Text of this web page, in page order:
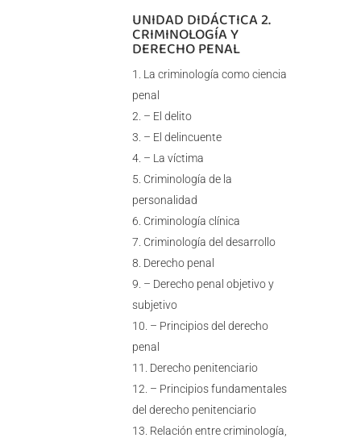
UNIDAD DIDÁCTICA 2.
CRIMINOLOGÍA Y
DERECHO PENAL
La criminología como ciencia
penal
– El delito
– El delincuente
– La víctima
Criminología de la
personalidad
Criminología clínica
Criminología del desarrollo
Derecho penal
– Derecho penal objetivo y
subjetivo
– Principios del derecho
penal
Derecho penitenciario
– Principios fundamentales
del derecho penitenciario
Relación entre criminología,